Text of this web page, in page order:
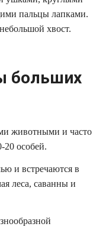
пальцы лапками.
хвост.
больших
животными и часто
20 особей.
и встречаются в
леса, саванны и